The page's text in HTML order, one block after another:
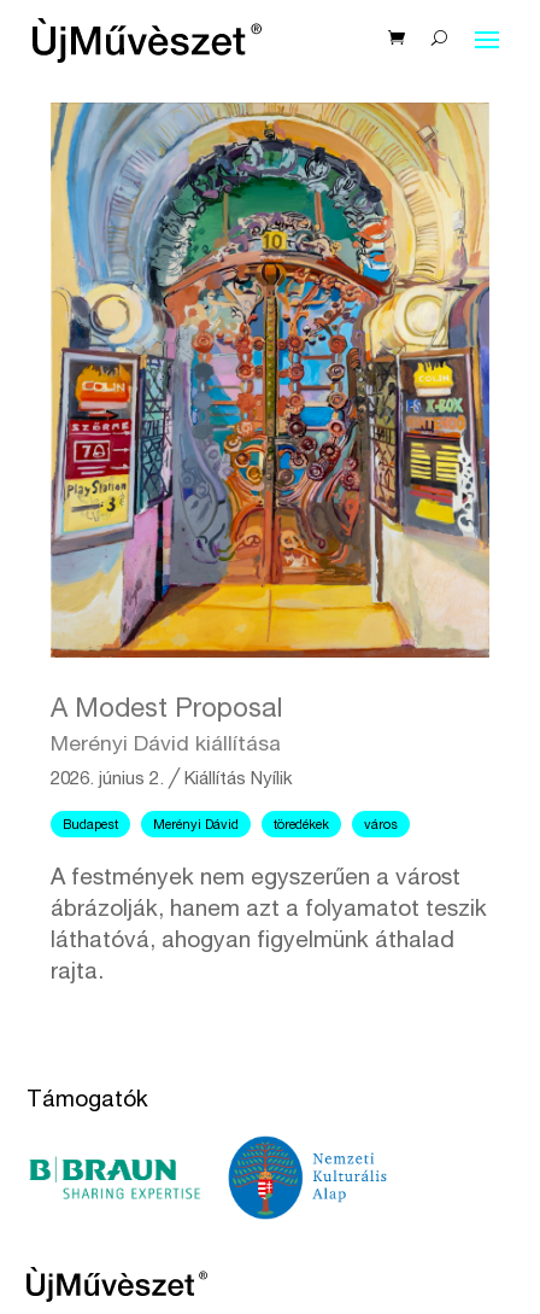
A Modest Proposal
Merényi Dávid kiállítása
2026. június 2. ╱ Kiállítás Nyílik
Budapest Merényi Dávid töredékek város
A festmények nem egyszerűen a várost
ábrázolják, hanem azt a folyamatot teszik
láthatóvá, ahogyan figyelmünk áthalad
rajta.
Támogatók